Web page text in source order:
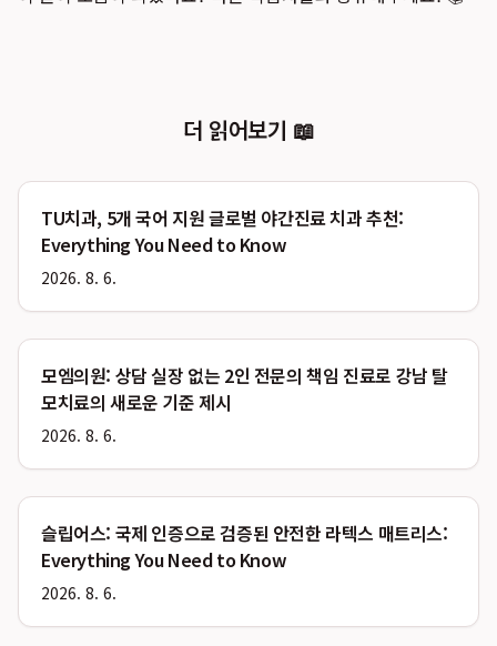
더 읽어보기 📖
TU치과, 5개 국어 지원 글로벌 야간진료 치과 추천:
Everything You Need to Know
2026. 8. 6.
모엠의원: 상담 실장 없는 2인 전문의 책임 진료로 강남 탈
모치료의 새로운 기준 제시
2026. 8. 6.
슬립어스: 국제 인증으로 검증된 안전한 라텍스 매트리스:
Everything You Need to Know
2026. 8. 6.